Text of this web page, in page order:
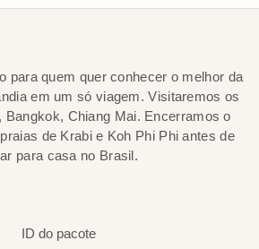
para quem quer conhecer o melhor da
em um só viagem. Visitaremos os
Bangkok, Chiang Mai. Encerramos o
de Krabi e Koh Phi Phi antes de
para casa no Brasil.
ID do pacote